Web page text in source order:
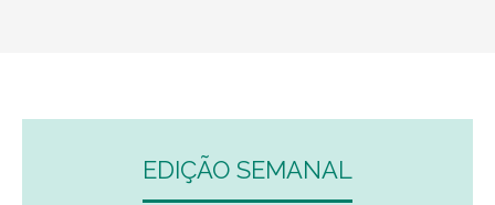
EDIÇÃO SEMANAL